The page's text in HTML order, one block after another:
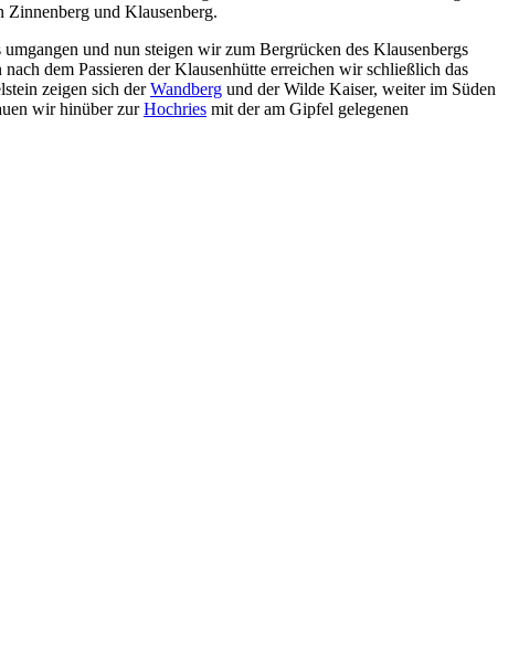
und Klausenberg.
und nun steigen wir zum Bergrücken des Klausenbergs
dem Passieren der Klausenhütte erreichen wir schließlich das
zeigen sich derWandberg und der Wilde Kaiser, weiter im Süden
wir hinüber zurHochries mit der am Gipfel gelegenen